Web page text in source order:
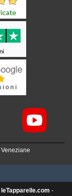
Veneziane
leTapparelle.com -